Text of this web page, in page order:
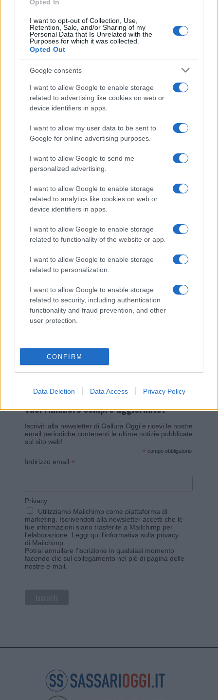
Opted In
I want to opt-out of Collection, Use,
Retention, Sale, and/or Sharing of my
Personal Data that Is Unrelated with the
Purposes for which it was collected.
Opted Out
Google consents
I want to allow Google to enable storage
related to advertising like cookies on web or
device identifiers in apps.
I want to allow my user data to be sent to
Google for online advertising purposes.
I want to allow Google to send me
personalized advertising.
I want to allow Google to enable storage
related to analytics like cookies on web or
device identifiers in apps.
I want to allow Google to enable storage
related to functionality of the website or app.
I want to allow Google to enable storage
related to personalization.
I want to allow Google to enable storage
related to security, including authentication
functionality and fraud prevention, and other
user protection.
CONFIRM
Data Deletion Data Access Privacy Policy
Paolo Pinna
Martina Agostina Diturco
I nostri cari
I nostri cari
Giovannimaria Cabras
Vuoi rimanere sempre aggiornato?
Iscriviti alla newsletter di Gallura Oggi e ricevi le nostre
email periodiche contenenti le ultime notizie pubblicate
sul sito web!
* campo obbligatorio
Indirizzo email *
Privacy
Utilizziamo Mailchimp come piattaforma di
marketing. Iscrivendoti alla newsletter accetti che le
tue informazioni siano trasferite a Mailchimp per
l'elaborazione. Leggi qui l'informativa sulla privacy
di Mailchimp
Potrai annullare l'iscrizione in qualsiasi momento
facendo clic sul collegamento nel piè di pagina delle
nostre e-mail.